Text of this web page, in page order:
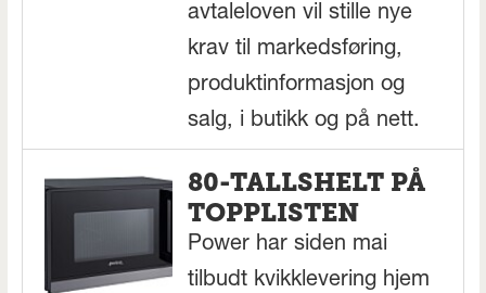
avtaleloven vil stille nye
krav til markedsføring,
produktinformasjon og
salg, i butikk og på nett.
80-TALLSHELT PÅ
TOPPLISTEN
Power har siden mai
tilbudt kvikklevering hjem